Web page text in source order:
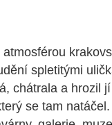
spletitými
chátrala a hrozil
se tam